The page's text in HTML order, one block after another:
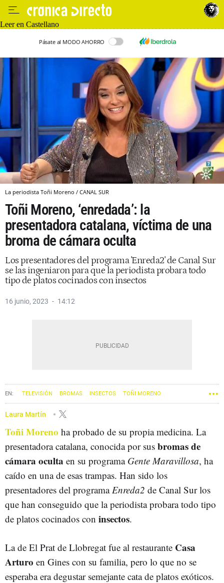
Leer en Castellano
Pásate al MODO AHORRO
La periodista Toñi Moreno / CANAL SUR
Toñi Moreno, ‘enredada’: la
presentadora catalana, víctima de una
broma de cámara oculta
Los presentadores del programa 'Enreda2' de Canal Sur
se las ingeniaron para que la periodista probara todo
tipo de platos cocinados con insectos
16 junio, 2023 14:12
TELEVISIÓN BROMAS INSECTOS TOÑI MORENO
Laura Martín
Toñi Moreno ha probado de su propia medicina. La
presentadora catalana, conocida por sus bromas de
cámara oculta en su programa Gente Maravillosa, ha
caído en una de esas trampas. Han sido los
presentadores del programaEnreda2 de Canal Sur los
que han conseguido que la periodista probara todo tipo
de platos cocinados con insectos.
La de El Prat de Llobregat fue al restaurante Casa
Arturo en Gines con su familia, pero lo que no se
esperaba era degustar semejante cata de platos exóticos.